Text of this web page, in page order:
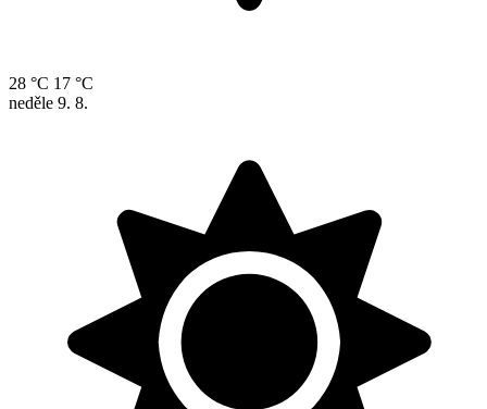
28 °C 17 °C
neděle 9. 8.